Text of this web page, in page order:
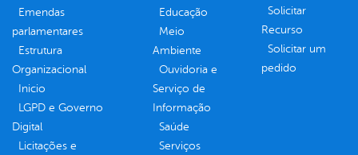
Emendas
parlamentares
Estrutura
Organizacional
Inicio
LGPD e Governo
Digital
Licitações e
Educação
Meio
Ambiente
Ouvidoria e
Serviço de
Informação
Saúde
Serviços
Solicitar
Recurso
Solicitar um
pedido